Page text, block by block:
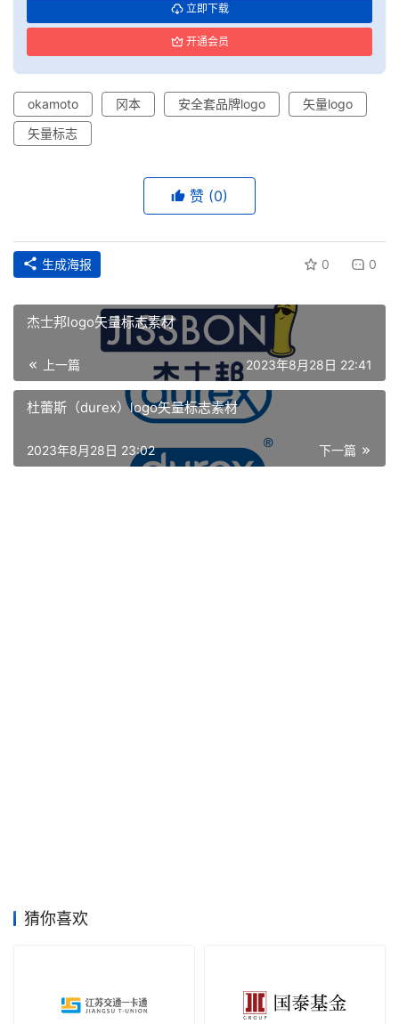
首
页
资
讯
立即下载
开通会员
okamoto 冈本 安全套品牌logo
矢量logo
矢量标志
赞 (0)
生成海报 0 0
杰士邦logo矢量标志素材
上一篇 2023年8月28日 22:41
杜蕾斯（durex）logo矢量标志素材
下一篇
2023年8月28日 23:02
猜你喜欢